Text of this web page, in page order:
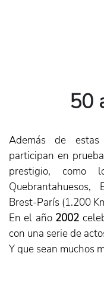
50
Además de estas
participan en
prestigio, como
Brest-París (1.200
En el año 2002
con una serie de
Y que sean muchos